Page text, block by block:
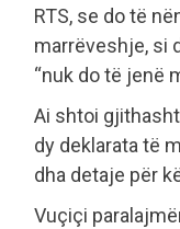
RTS, se do të
marrëveshje, si
“nuk do të jenë
Ai shtoi
dy deklarata të
dha detaje për
Vuçiçi